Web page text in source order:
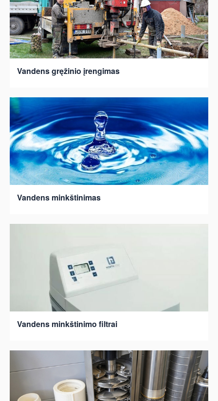
Vandens gręžinio įrengimas
Vandens minkštinimas
Vandens minkštinimo filtrai